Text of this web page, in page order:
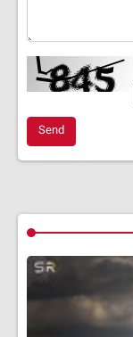
Send